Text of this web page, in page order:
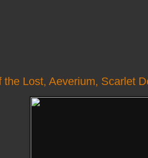
the Lost, Aeverium, Scarlet